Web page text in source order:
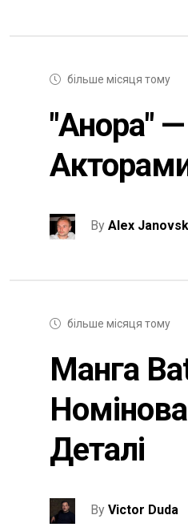
більше місяця тому
"Анора"
By Alex
більше місяця тому
Манга
Деталі
By Victor Duda